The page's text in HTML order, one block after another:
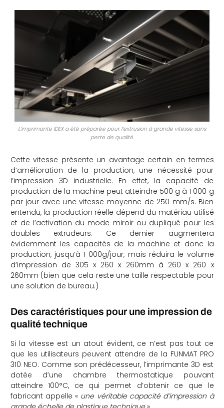
L’imprimante IDEX a été préparée pour l’extrusion à grande vitesse sans
perte de qualité.
Cette vitesse présente un avantage certain en termes
d’amélioration de la production, une nécessité pour
l’impression 3D industrielle. En effet, la capacité de
production de la machine peut atteindre 500 g à 1 000 g
par jour avec une vitesse moyenne de 250 mm/s. Bien
entendu, la production réelle dépend du matériau utilisé
et de l’activation du mode miroir ou dupliqué pour les
doubles extrudeurs. Ce dernier augmentera
évidemment les capacités de la machine et donc la
production, jusqu’à 1 000g/jour, mais réduira le volume
d’impression de 305 x 260 x 260mm à 260 x 260 x
260mm (bien que cela reste une taille respectable pour
une solution de bureau.)
Des caractéristiques pour une impression de
qualité technique
Si la vitesse est un atout évident, ce n’est pas tout ce
que les utilisateurs peuvent attendre de la FUNMAT PRO
310 NEO. Comme son prédécesseur, l’imprimante 3D est
dotée d’une chambre thermostatique pouvant
atteindre 100°C, ce qui permet d’obtenir ce que le
fabricant appelle « une véritable capacité d’impression à